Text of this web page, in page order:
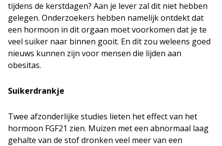
tijdens de kerstdagen? Aan je lever zal dit niet hebben
gelegen. Onderzoekers hebben namelijk ontdekt dat
een hormoon in dit orgaan moet voorkomen dat je te
veel suiker naar binnen gooit. En dit zou weleens goed
nieuws kunnen zijn voor mensen die lijden aan
obesitas.
Suikerdrankje
Twee afzonderlijke studies lieten het effect van het
hormoon FGF21 zien. Muizen met een abnormaal laag
gehalte van de stof dronken veel meer van een